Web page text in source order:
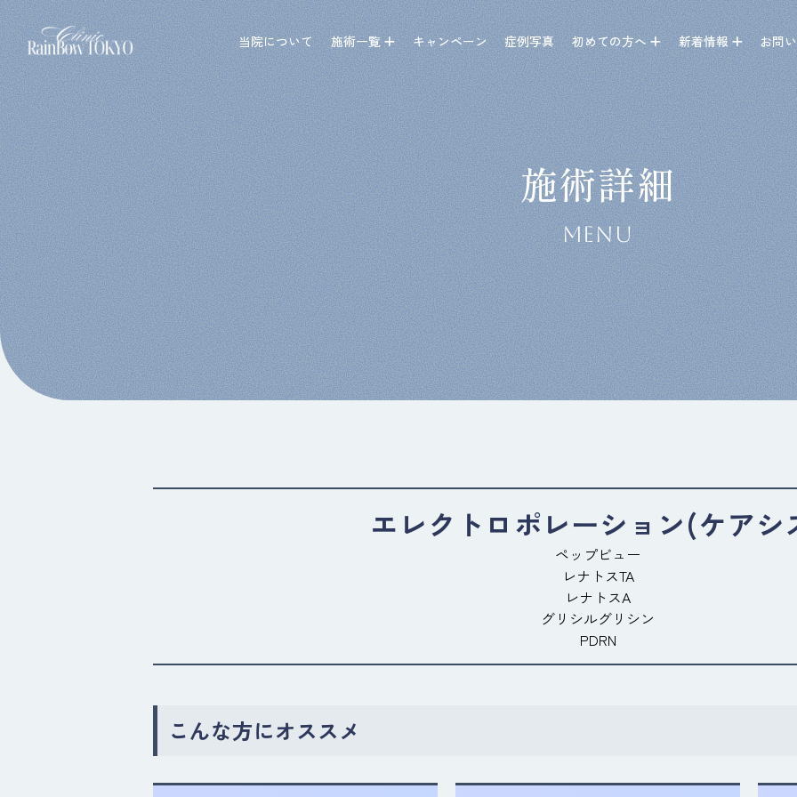
当院について 施術一覧 キャンペーン 症例写真 初めての方へ 新着情報 お問
施術詳細
MENU
エレクトロポレーション(ケアシ
ペップビュー
レナトスTA
レナトスA
グリシルグリシン
PDRN
こんな方にオススメ